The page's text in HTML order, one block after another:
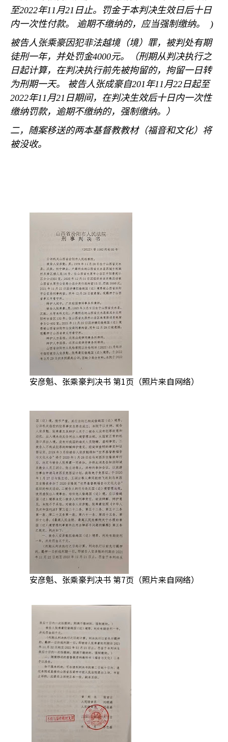
至2022年11月21 日止。罚金于本判决生效日后十日
内一次性付款。
逾期不缴纳的，应当强制缴纳。
)
被告人张乘豪因犯非法越境（境）罪，被判处有期
徒刑一年，并处罚金4000元。（刑期从判决执行之
日起计算，在判决执行前先被拘留的，拘留一日转
为刑期一天。
被告人张成豪自201年11月22日起至
2022年11月21 日期间，在判决生效后十日内一次性
缴纳罚款，逾期不缴纳的，强制缴纳。）
二，随案移送的两本基督教教材（福音和文化）将
被没收。
安彦魁、张乘豪判决书 第1页（照片来自网络）
安彦魁、张乘豪判决书 第7页（照片来自网络）